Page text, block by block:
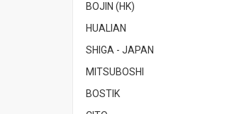
BOJIN (HK)
HUALIAN
SHIGA - JAPAN
MITSUBOSHI
BOSTIK